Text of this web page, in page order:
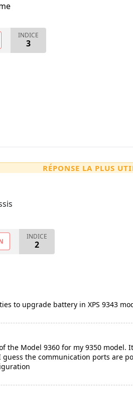
INDICE
3
RÉPONSE LA PLUS
INDICE
2
to upgrade battery in XPS 9343
the Model 9360 for my 9350
the communication ports are